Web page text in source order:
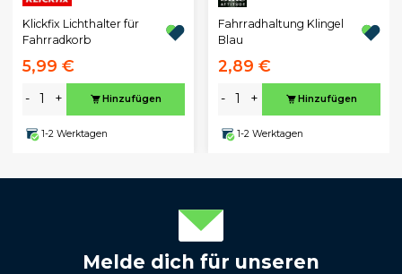
Klickfix Lichthalter für
Fahrradkorb
5,99 €
- + Hinzufügen
1-2 Werktagen
Fahrradhaltung Klingel
Blau
2,89 €
- + Hinzufügen
1-2 Werktagen
Melde dich für unseren